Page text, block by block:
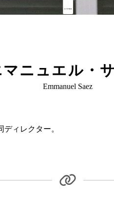
マニュエル・
Emmanuel Saez
ィレクター。